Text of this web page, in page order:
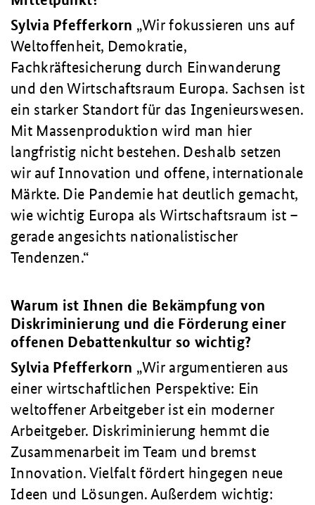
Sylvia Pfefferkorn
Wir fokussieren uns auf
Weltoffenheit, Demokratie,
Fachkräftesicherung durch Einwanderung
und den Wirtschaftsraum Europa. Sachsen ist
ein starker Standort für das Ingenieurswesen.
Mit Massenproduktion wird man hier
langfristig nicht bestehen. Deshalb setzen
wir auf Innovation und offene, internationale
Märkte. Die Pandemie hat deutlich gemacht,
wie wichtig Europa als Wirtschaftsraum ist –
gerade angesichts nationalistischer
Tendenzen.
Warum ist Ihnen die Bekämpfung von
Diskriminierung und die Förderung einer
offenen Debattenkultur so wichtig?
Sylvia Pfefferkorn
Wir argumentieren aus
einer wirtschaftlichen Perspektive: Ein
weltoffener Arbeitgeber ist ein moderner
Arbeitgeber. Diskriminierung hemmt die
Zusammenarbeit im Team und bremst
Innovation. Vielfalt fördert hingegen neue
Ideen und Lösungen. Außerdem wichtig: